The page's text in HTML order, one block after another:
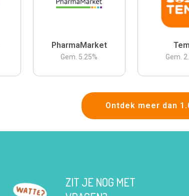
PharmaMarket
Gem. 5.25% Gem.
Ontdek meer dan
ZIT JE NOG MET